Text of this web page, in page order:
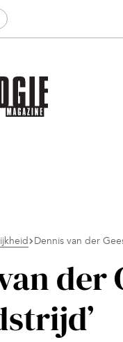
Dennis van der
der